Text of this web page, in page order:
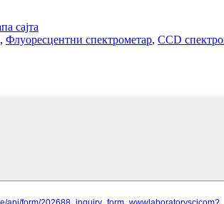
сајта
, Флуоресцентни спектрометар, CCD